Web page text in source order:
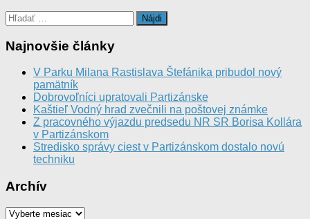
Hľadať:
Najnovšie články
V Parku Milana Rastislava Štefánika pribudol nový
pamätník
Dobrovoľníci upratovali Partizánske
Kaštieľ Vodný hrad zvečnili na poštovej známke
Z pracovného výjazdu predsedu NR SR Borisa Kollára
v Partizánskom
Stredisko správy ciest v Partizánskom dostalo novú
techniku
Archív
Archív